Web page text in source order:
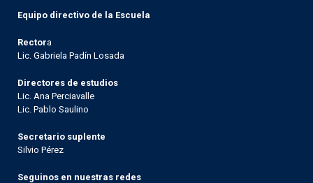
Equipo directivo de la Escuela
Rectora
Lic. Gabriela Padín Losada
Directores de estudios
Lic. Ana Perciavalle
Lic. Pablo Saulino
Secretario suplente
Silvio Pérez
Seguinos en nuestras redes